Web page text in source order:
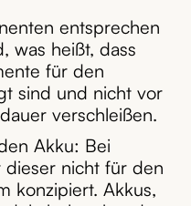
entsprechen
was heißt, dass
für den
sind und nicht vor
verschleißen.
Akku: Bei
dieser nicht für den
konzipiert. Akkus,